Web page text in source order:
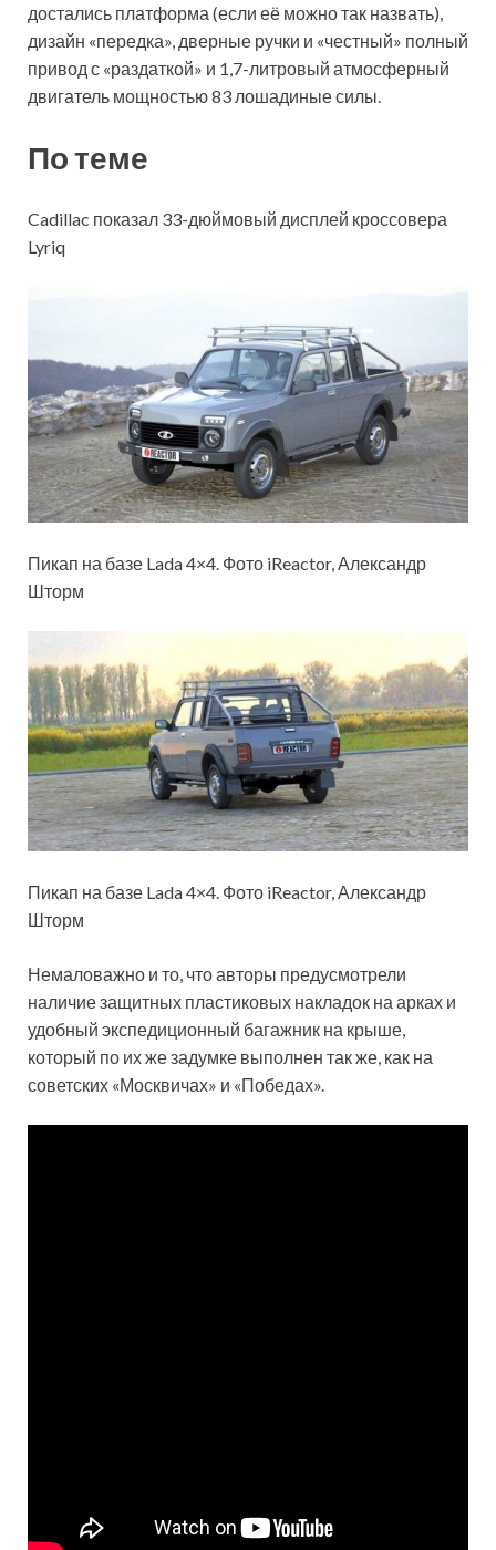
достались платформа (если её можно так назвать),
дизайн «передка», дверные ручки и «честный» полный
привод с «раздаткой» и 1,7-литровый атмосферный
двигатель мощностью 83 лошадиные силы.
По теме
Cadillac показал 33-дюймовый дисплей кроссовера
Lyriq
Пикап на базе Lada 4×4. Фото iReactor, Александр
Шторм
Пикап на базе Lada 4×4. Фото iReactor, Александр
Шторм
Немаловажно и то, что авторы предусмотрели
наличие защитных пластиковых накладок на арках и
удобный экспедиционный багажник на крыше,
который по их же задумке выполнен так же, как на
советских «Москвичах» и «Победах».